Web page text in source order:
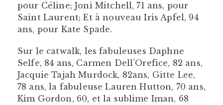
pour Céline; Joni Mitchell, 71 ans, pour
Saint Laurent; Et à nouveau Iris Apfel, 94
ans, pour Kate Spade.
Sur le catwalk, les fabuleuses Daphne
Selfe, 84 ans, Carmen Dell’Orefice, 82 ans,
Jacquie Tajah Murdock, 82ans, Gitte Lee,
78 ans, la fabuleuse Lauren Hutton, 70 ans,
Kim Gordon, 60, et la sublime Iman, 68